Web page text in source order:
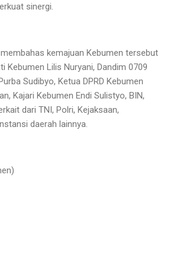
sinergi.
kemajuan Kebumen tersebut
Kebumen Lilis Nuryani, Dandim 0709
Sudibyo, Ketua DPRD Kebumen
Kajari Kebumen Endi Sulistyo, BIN,
dari TNI, Polri, Kejaksaan,
daerah lainnya.